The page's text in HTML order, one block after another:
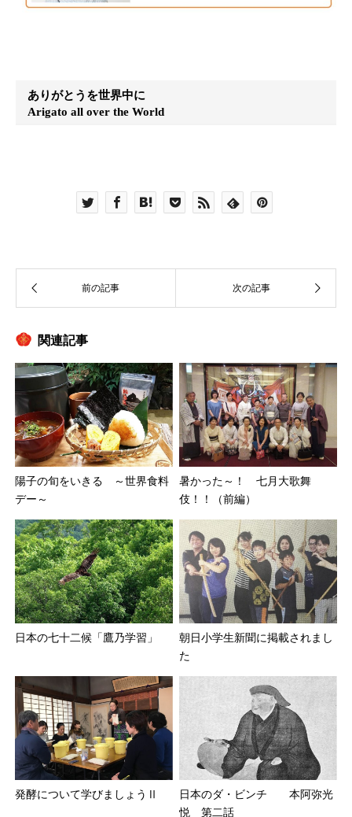
ありがとうを世界中に
Arigato all over the World
関連記事
陽子の旬をいきる ～世界食料
デー～
暑かった～！ 七月大歌舞
伎！！（前編）
日本の七十二候「鷹乃学習」
朝日小学生新聞に掲載されまし
た
発酵について学びましょうⅡ
日本のダ・ビンチ 本阿弥光
悦 第二話